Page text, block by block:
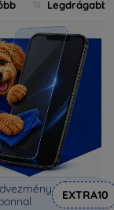
Legdrágabb
EXTRA10